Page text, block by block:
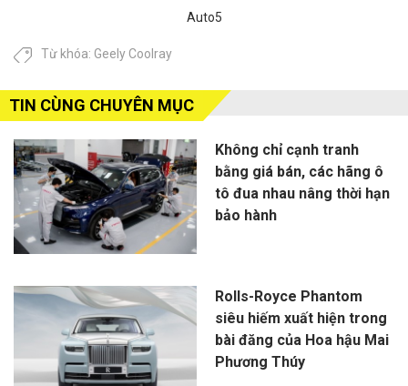
Auto5
Từ khóa: Geely Coolray
TIN CÙNG CHUYÊN MỤC
Không chỉ cạnh tranh
bằng giá bán, các hãng ô
tô đua nhau nâng thời hạn
bảo hành
Rolls-Royce Phantom
siêu hiếm xuất hiện trong
bài đăng của Hoa hậu Mai
Phương Thúy